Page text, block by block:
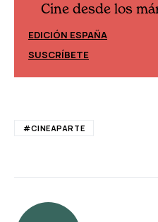
los márgenes
#CINEAPARTE